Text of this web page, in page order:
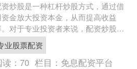
资炒股是一种杠杆炒股方式，通过借
资金放大投资本金，从而提高收益
对于专业投资者来说，配资炒股可
效提升资金利用率专业股票配资，
现财富快速增长。 1. ....
业股票配资
读：70 栏目： 免息配资平台